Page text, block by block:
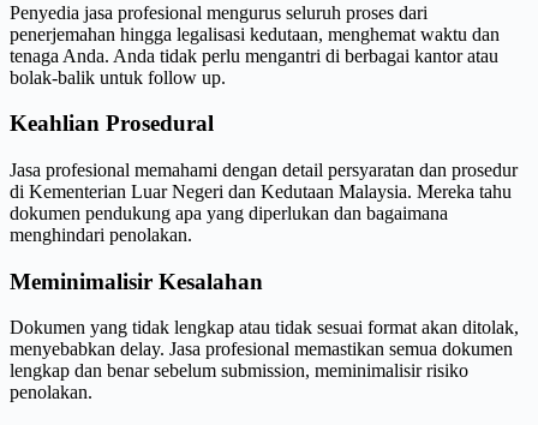
Penyedia jasa profesional mengurus seluruh proses dari
penerjemahan hingga legalisasi kedutaan, menghemat waktu dan
tenaga Anda. Anda tidak perlu mengantri di berbagai kantor atau
bolak-balik untuk follow up.
Keahlian Prosedural
Jasa profesional memahami dengan detail persyaratan dan prosedur
di Kementerian Luar Negeri dan Kedutaan Malaysia. Mereka tahu
dokumen pendukung apa yang diperlukan dan bagaimana
menghindari penolakan.
Meminimalisir Kesalahan
Dokumen yang tidak lengkap atau tidak sesuai format akan ditolak,
menyebabkan delay. Jasa profesional memastikan semua dokumen
lengkap dan benar sebelum submission, meminimalisir risiko
penolakan.